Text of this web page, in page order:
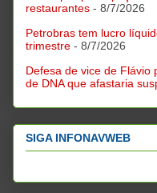
restaurantes - 8/7/2026
Petrobras tem lucro
trimestre - 8/7/2026
Defesa de vice de Flávio
de DNA que afastaria
SIGA INFONAVWEB